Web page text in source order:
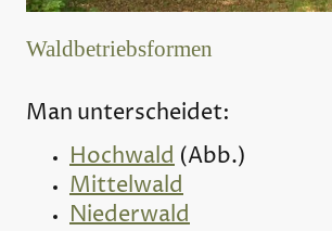
Waldbetriebsformen
Man unterscheidet:
Hochwald (Abb.)
Mittelwald
Niederwald